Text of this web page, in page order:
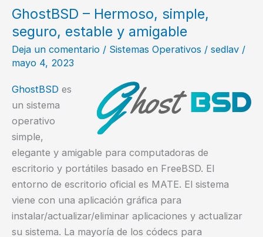
FreeBSD?
GhostBSD – Hermoso, simple,
seguro, estable y amigable
Deja un comentario / Sistemas Operativos / sedlav /
mayo 4, 2023
GhostBSD es
un sistema
operativo
simple,
elegante y amigable para computadoras de
escritorio y portátiles basado en FreeBSD. El
entorno de escritorio oficial es MATE. El sistema
viene con una aplicación gráfica para
instalar/actualizar/eliminar aplicaciones y actualizar
su sistema. La mayoría de los códecs para